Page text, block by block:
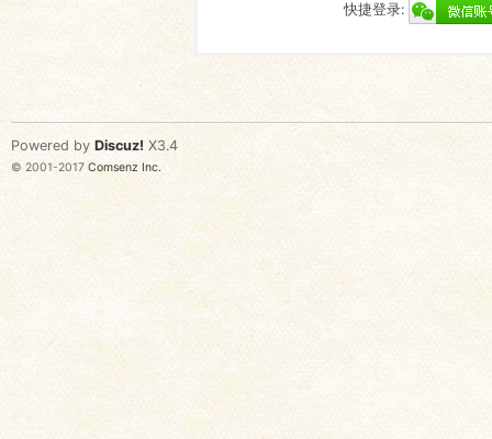
快捷登录:
Powered by Discuz! X3.4
© 2001-2017 Comsenz Inc.